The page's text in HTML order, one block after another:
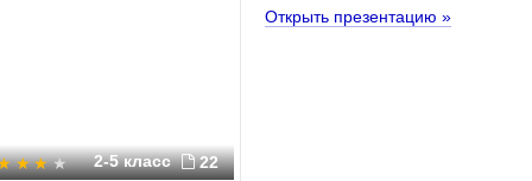
2-5 класс 22
Открыть презентацию »